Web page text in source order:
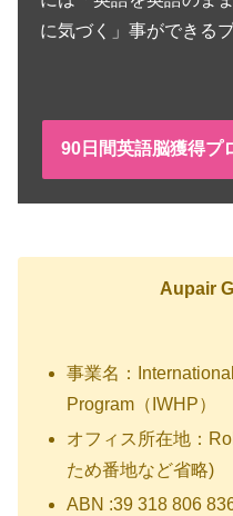
に気づく」事ができる
90日間英語脳獲得プ
Aupair
事業名：
Program（IWHP）
オフィス所在地：
ため番地など省略)
ABN :39 318 806